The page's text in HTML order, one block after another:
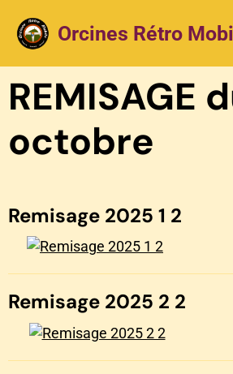
Orcines Rétro
REMISAGE
octobre
Remisage 2025 1 2
Remisage 2025 2 2